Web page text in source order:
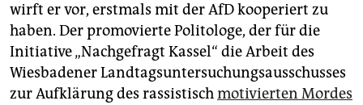
epaper login
wirft er vor, erstmals mit der AfD kooperiert zu
haben. Der promovierte Politologe, der für die
Initiative „Nachgefragt Kassel“ die Arbeit des
Wiesbadener Landtagsuntersuchungsausschusses
zur Aufklärung des rassistischmotivierten Mordes